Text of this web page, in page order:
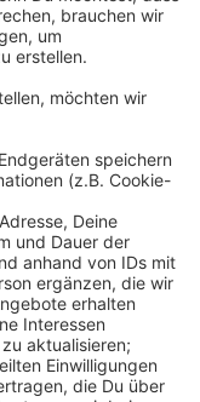
auch
Trächtigkeit
wäre,
würde.